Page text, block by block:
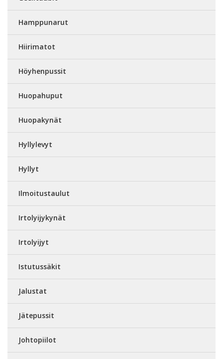
Hamppunarut
Hiirimatot
Höyhenpussit
Huopahuput
Huopakynät
Hyllylevyt
Hyllyt
Ilmoitustaulut
Irtolyijykynät
Irtolyijyt
Istutussäkit
Jalustat
Jätepussit
Johtopiilot